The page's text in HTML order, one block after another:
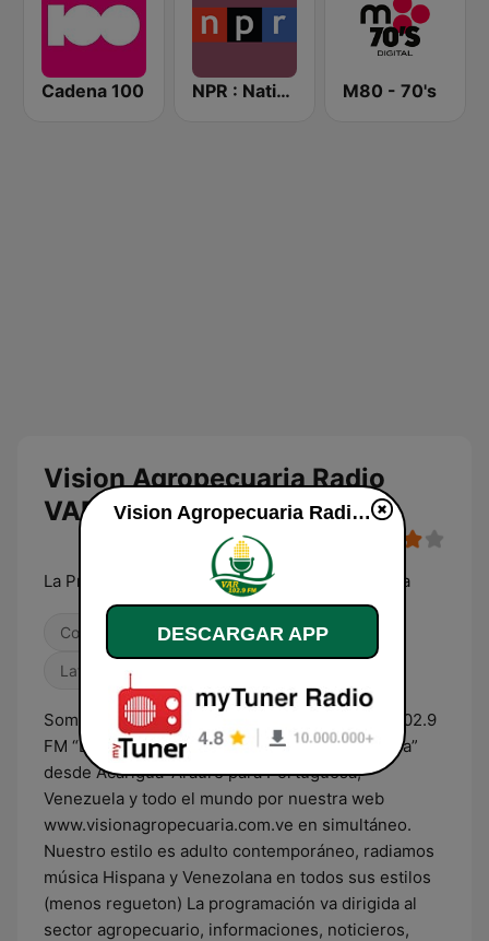
Cadena 100 NPR : National Public Radio M80 - 70's
Vision Agropecuaria Radio
VAR 102.9 FM en vivo
La Primera Emisora Agropecuaria de Venezuela
Contemporánea para adultos Noticias
Latino
Somos “VISIÓN AGROPECUARIA RADIO” VAR 102.9
FM “La 1ra. Emisora Agropecuaria de Venezuela”
desde Acarigua-Araure para Portuguesa,
Venezuela y todo el mundo por nuestra web
www.visionagropecuaria.com.ve en simultáneo.
Nuestro estilo es adulto contemporáneo, radiamos
música Hispana y Venezolana en todos sus estilos
(menos regueton) La programación va dirigida al
sector agropecuario, informaciones, noticieros,
Vision Agropecuaria Radio VAR 102.9 FM en directo
DESCARGAR APP